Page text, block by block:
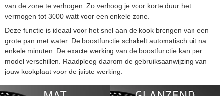
van de zone te verhogen. Zo verhoog je voor korte duur het
vermogen tot 3000 watt voor een enkele zone.
Deze functie is ideaal voor het snel aan de kook brengen van een
grote pan met water. De boostfunctie schakelt automatisch uit na
enkele minuten. De exacte werking van de boostfunctie kan per
model verschillen. Raadpleeg daarom de gebruiksaanwijzing van
jouw kookplaat voor de juiste werking.